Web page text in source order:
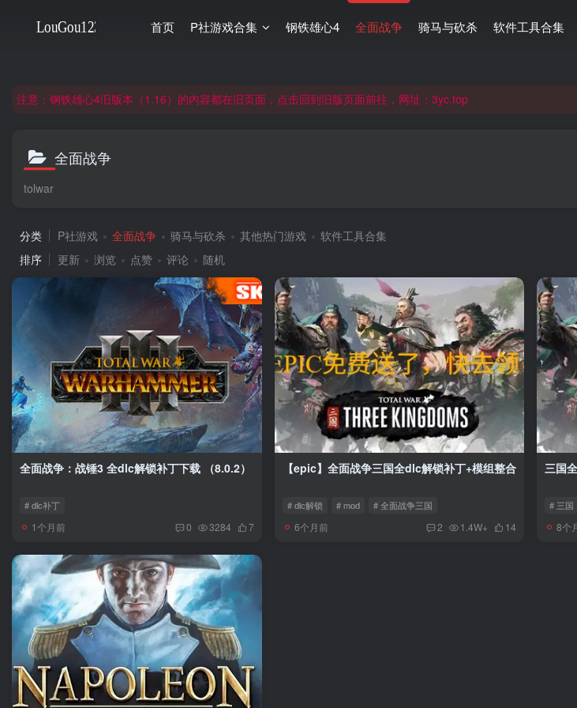
首页 P社游戏合集 钢铁雄心4 全面战争 骑马与砍杀 软件工具合集
注意：钢铁雄心4旧版本（1.16）的内容都在旧页面，点击回到旧版页面前往，网址：3yc.top
网站合并公告：旧网页langou123.com的内容将搬迁到本页面，本页面后续可通过langou123.com和
全面战争
tolwar
分类 P社游戏 全面战争 骑马与砍杀 其他热门游戏
软件工具合集
排序
更新 浏览 点赞 评论 随机
全面战争：战锤3 全dlc解锁补丁下载 （8.0.2）
# dlc补丁
1个月前 0 3284 7
【epic】全面战争三国全dlc解锁补丁+模组整合
# dlc解锁 # mod # 全面战争三国
6个月前 2 1.4W+ 14
三国
# 三国
8个